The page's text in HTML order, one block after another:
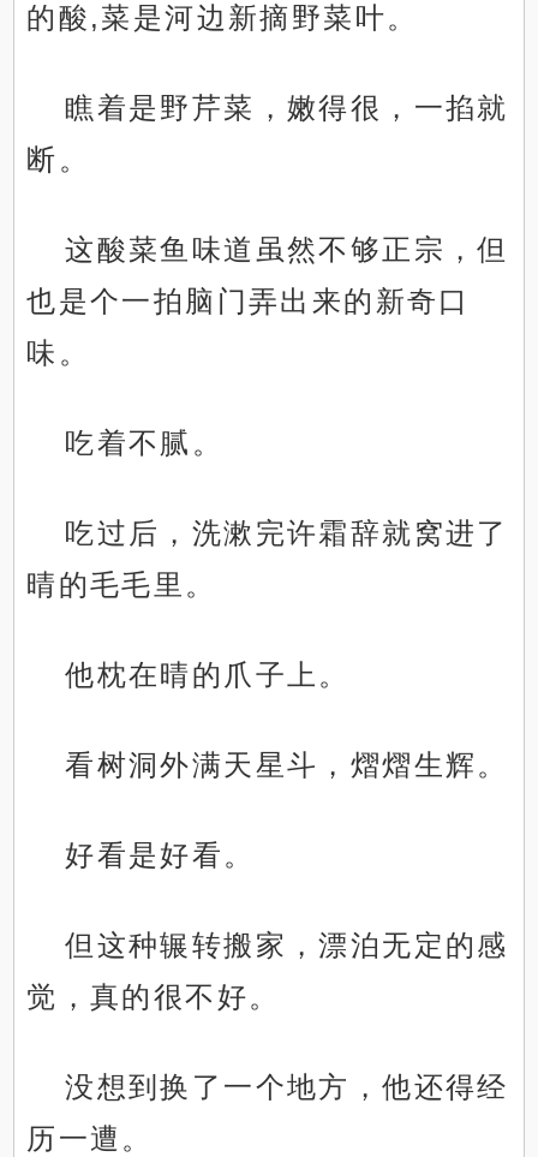
的酸,菜是河边新摘野菜叶。
瞧着是野芹菜，嫩得很，一掐就
断。
这酸菜鱼味道虽然不够正宗，但
也是个一拍脑门弄出来的新奇口
味。
吃着不腻。
吃过后，洗漱完许霜辞就窝进了
晴的毛毛里。
他枕在晴的爪子上。
看树洞外满天星斗，熠熠生辉。
好看是好看。
但这种辗转搬家，漂泊无定的感
觉，真的很不好。
没想到换了一个地方，他还得经
历一遭。